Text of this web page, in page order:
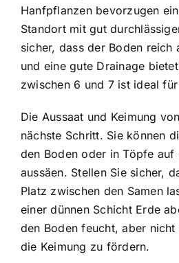
Hanfpflanzen bevorzugen
Standort mit gut
sicher, dass der Boden reich
und eine gute Drainage
zwischen 6 und 7 ist ideal
Die Aussaat und Keimung
nächste Schritt. Sie können
den Boden oder in Töpfe auf
aussäen. Stellen Sie sicher,
Platz zwischen den Samen
einer dünnen Schicht Erde
den Boden feucht, aber
die Keimung zu fördern.